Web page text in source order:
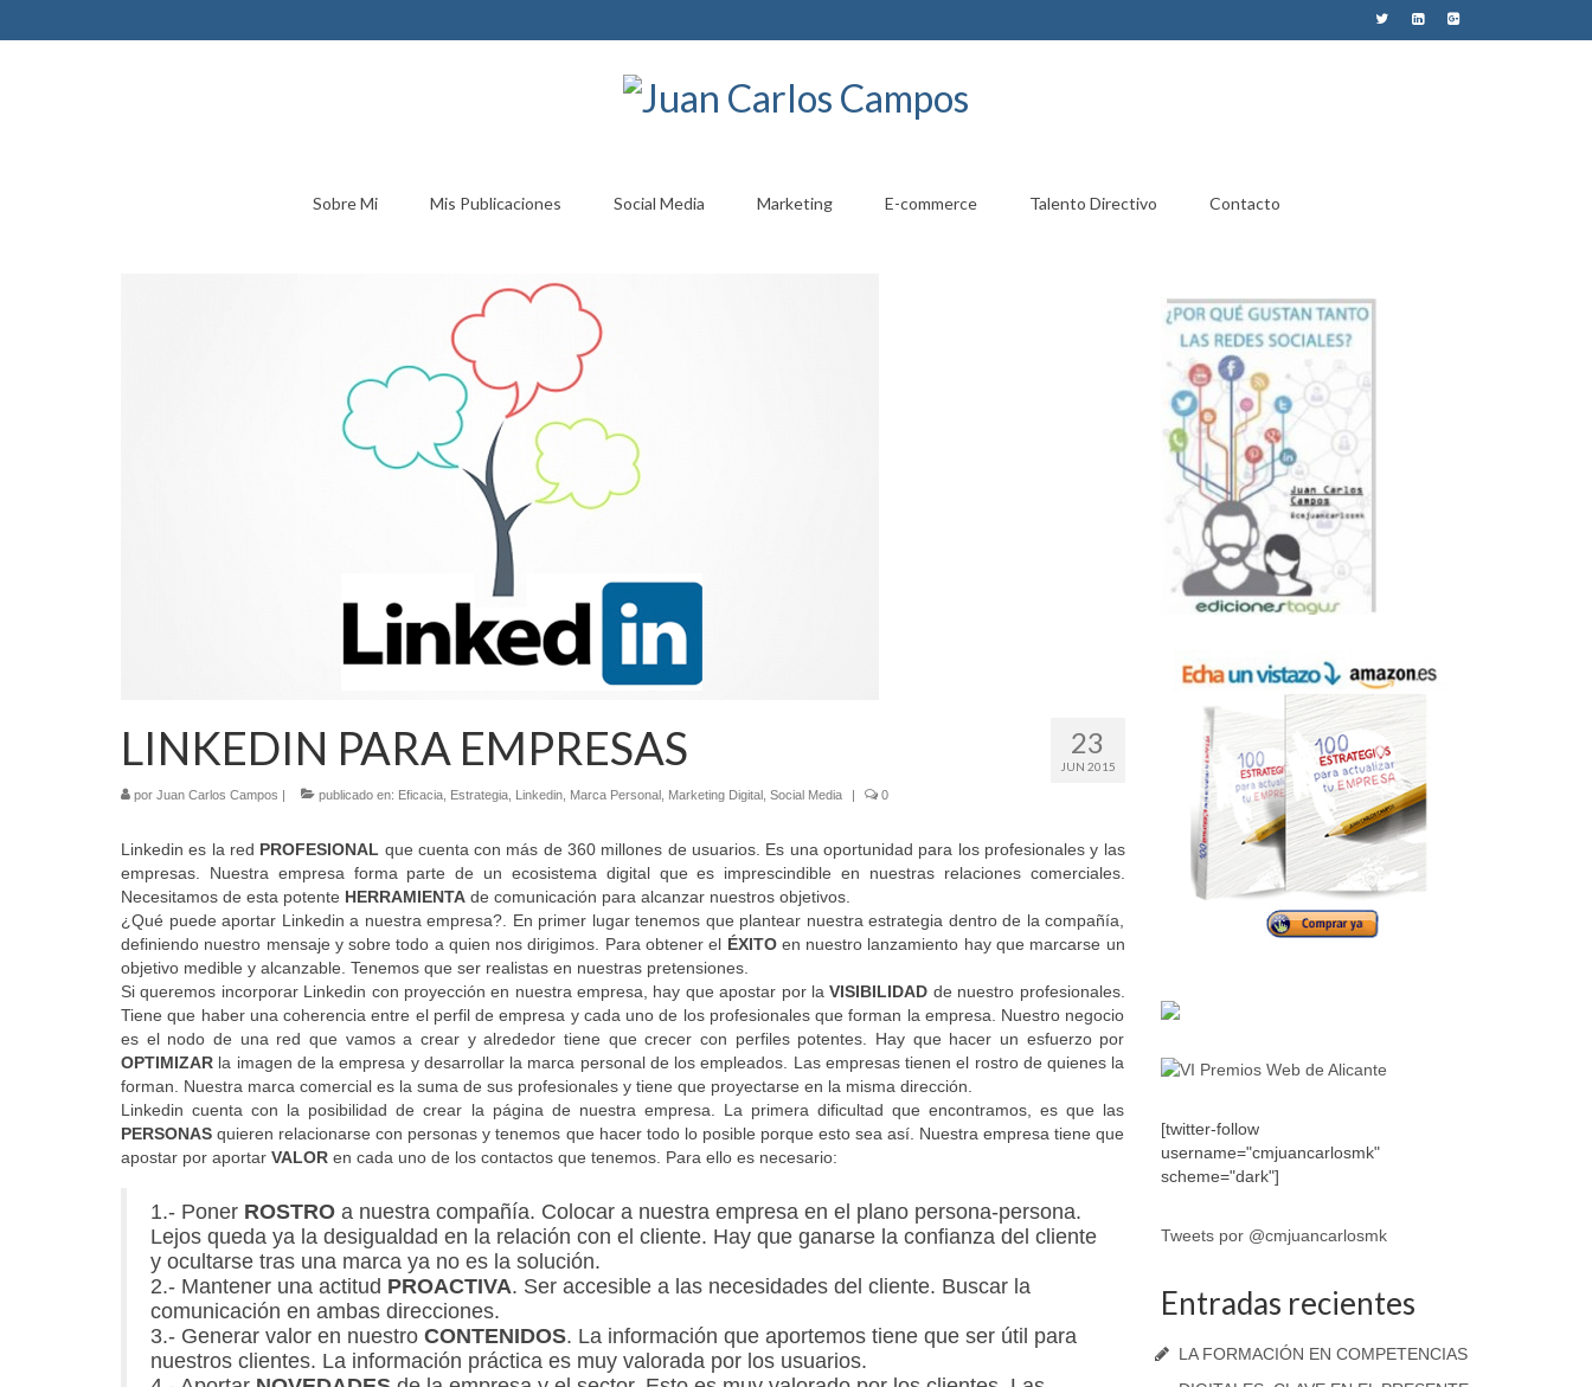
Sobre Mi Mis Publicaciones Social Media Marketing E-commerce Talento Directivo Contacto
23
JUN 2015
LINKEDIN PARA EMPRESAS
por Juan Carlos Campos | publicado en: Eficacia Estrategia Linkedin Marca Personal Marketing Digital Social Media | 0
Linkedin es la red PROFESIONAL que cuenta con más de 360 millones de usuarios. Es una oportunidad para los profesionales y las
empresas. Nuestra empresa forma parte de un ecosistema digital que es imprescindible en nuestras relaciones comerciales.
Necesitamos de esta potente HERRAMIENTA de comunicación para alcanzar nuestros objetivos.
¿Qué puede aportar Linkedin a nuestra empresa?. En primer lugar tenemos que plantear nuestra estrategia dentro de la compañía,
definiendo nuestro mensaje y sobre todo a quien nos dirigimos. Para obtener el ÉXITOen nuestro lanzamiento hay que marcarse un
objetivo medible y alcanzable. Tenemos que ser realistas en nuestras pretensiones.
Si queremos incorporar Linkedin con proyección en nuestra empresa, hay que apostar por laVISIBILIDAD de nuestro profesionales.
Tiene que haber una coherencia entre el perfil de empresa y cada uno de los profesionales que forman la empresa. Nuestro negocio
es el nodo de una red que vamos a crear y alrededor tiene que crecer con perfiles potentes. Hay que hacer un esfuerzo por
OPTIMIZAR la imagen de la empresa y desarrollar la marca personal de los empleados. Las empresas tienen el rostro de quienes la
forman. Nuestra marca comercial es la suma de sus profesionales y tiene que proyectarse en la misma dirección.
Linkedin cuenta con la posibilidad de crear la página de nuestra empresa. La primera dificultad que encontramos, es que las
PERSONAS quieren relacionarse con personas y tenemos que hacer todo lo posible porque esto sea así. Nuestra empresa tiene que
apostar por aportar VALOR en cada uno de los contactos que tenemos. Para ello es necesario:
1.- Poner ROSTRO a nuestra compañía. Colocar a nuestra empresa en el plano persona-persona.
Lejos queda ya la desigualdad en la relación con el cliente. Hay que ganarse la confianza del cliente
y ocultarse tras una marca ya no es la solución.
2.- Mantener una actitud PROACTIVA. Ser accesible a las necesidades del cliente. Buscar la
comunicación en ambas direcciones.
3.- Generar valor en nuestro CONTENIDOS. La información que aportemos tiene que ser útil para
nuestros clientes. La información práctica es muy valorada por los usuarios.
[twitter-follow
username="cmjuancarlosmk"
scheme="dark"]
Tweets por @cmjuancarlosmk
Entradas recientes
LA FORMACIÓN EN COMPETENCIAS